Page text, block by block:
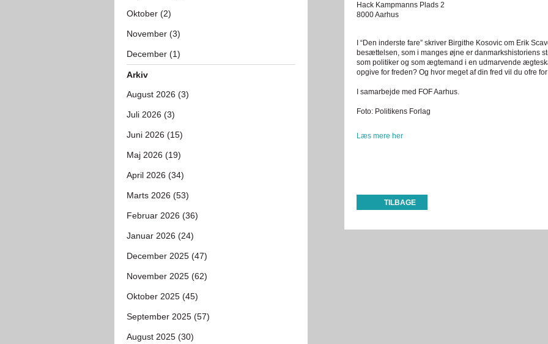
Hack Kampmanns Plads 2
8000 Aarhus
I “Den inderste fare” skriver Birgithe Kosovic om Erik
besættelsen, som i manges øjne er danmarkshistoriens
som politiker og som ægtemand i en udmarvende
opgive for freden? Og hvor meget af din fred vil du ofre
I samarbejde med FOF Aarhus.
Foto: Politikens Forlag
Læs mere her
TILBAGE
Oktober (2)
November (3)
December (1)
Arkiv
August 2026 (3)
Juli 2026 (3)
Juni 2026 (15)
Maj 2026 (19)
April 2026 (34)
Marts 2026 (53)
Februar 2026 (36)
Januar 2026 (24)
December 2025 (47)
November 2025 (62)
Oktober 2025 (45)
September 2025 (57)
August 2025 (30)